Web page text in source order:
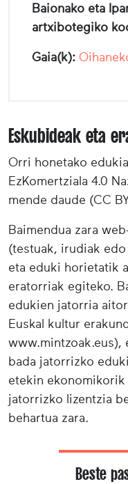
Baionako eta
artxibotegiko
Gaia(k):
Eskubideak eta
Orri honetako
EzKomertziala 4.0
mende daude (CC
Baimendua zara
(testuak, irudiak
eta eduki horietatik
eratorriak egiteko.
edukien jatorria
Euskal kultur
www.mintzoak.eus),
bada jatorrizko
etekin
jatorrizko lizentzia
behartua zara.
Beste